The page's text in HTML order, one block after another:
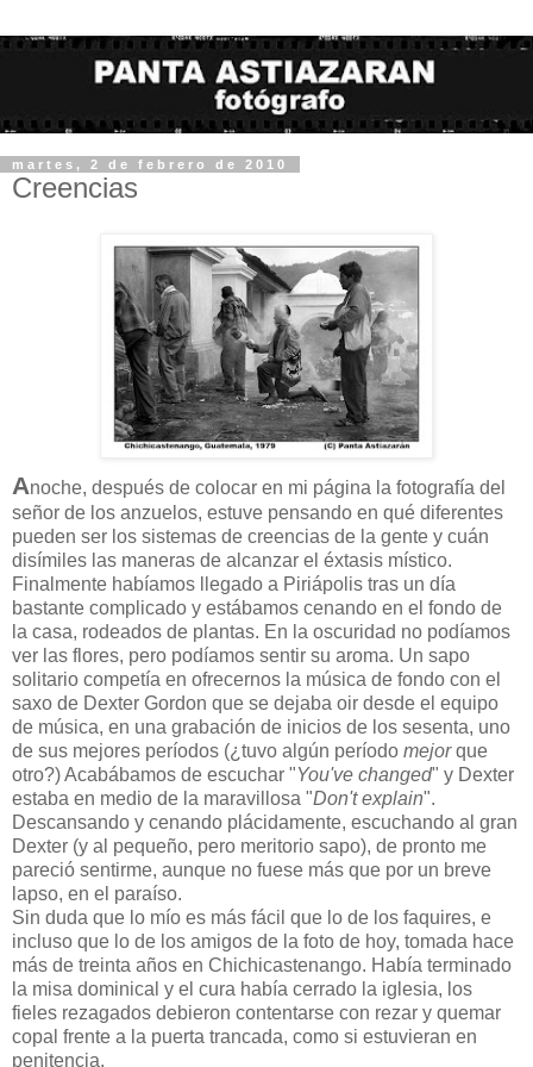
martes, 2 de febrero de 2010
Creencias
Anoche, después de colocar en mi página la fotografía del
señor de los anzuelos, estuve pensando en qué diferentes
pueden ser los sistemas de creencias de la gente y cuán
disímiles las maneras de alcanzar el éxtasis místico.
Finalmente habíamos llegado a Piriápolis tras un día
bastante complicado y estábamos cenando en el fondo de
la casa, rodeados de plantas. En la oscuridad no podíamos
ver las flores, pero podíamos sentir su aroma. Un sapo
solitario competía en ofrecernos la música de fondo con el
saxo de Dexter Gordon que se dejaba oir desde el equipo
de música, en una grabación de inicios de los sesenta, uno
de sus mejores períodos (¿tuvo algún período mejorque
otro?) Acabábamos de escuchar "You've changed" y Dexter
estaba en medio de la maravillosa "Don't explain".
Descansando y cenando plácidamente, escuchando al gran
Dexter (y al pequeño, pero meritorio sapo), de pronto me
pareció sentirme, aunque no fuese más que por un breve
lapso, en el paraíso.
Sin duda que lo mío es más fácil que lo de los faquires, e
incluso que lo de los amigos de la foto de hoy, tomada hace
más de treinta años en Chichicastenango. Había terminado
la misa dominical y el cura había cerrado la iglesia, los
fieles rezagados debieron contentarse con rezar y quemar
copal frente a la puerta trancada, como si estuvieran en
penitencia.